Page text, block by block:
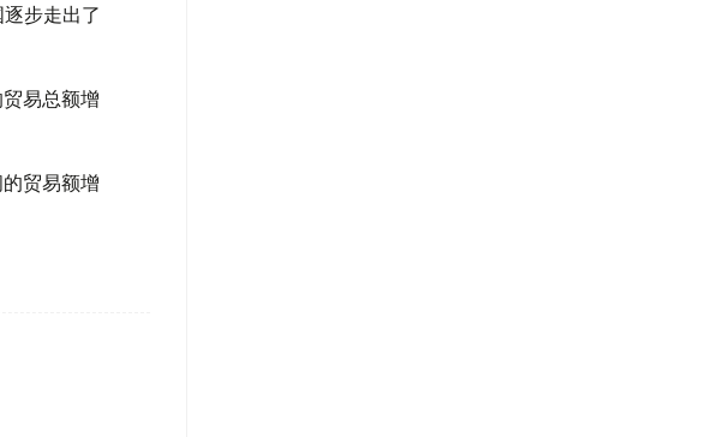
步走出了
易总额增
贸易额增